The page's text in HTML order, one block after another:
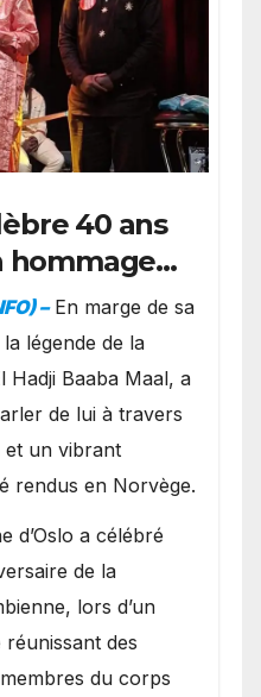
40 ans
hommage
en
famille
– ​En marge de sa
légende de la
Hadji Baaba Maal, a
de lui à travers
et un vibrant
rendus en Norvège.
d’Oslo a célébré
de la
lors d’un
des
du corps